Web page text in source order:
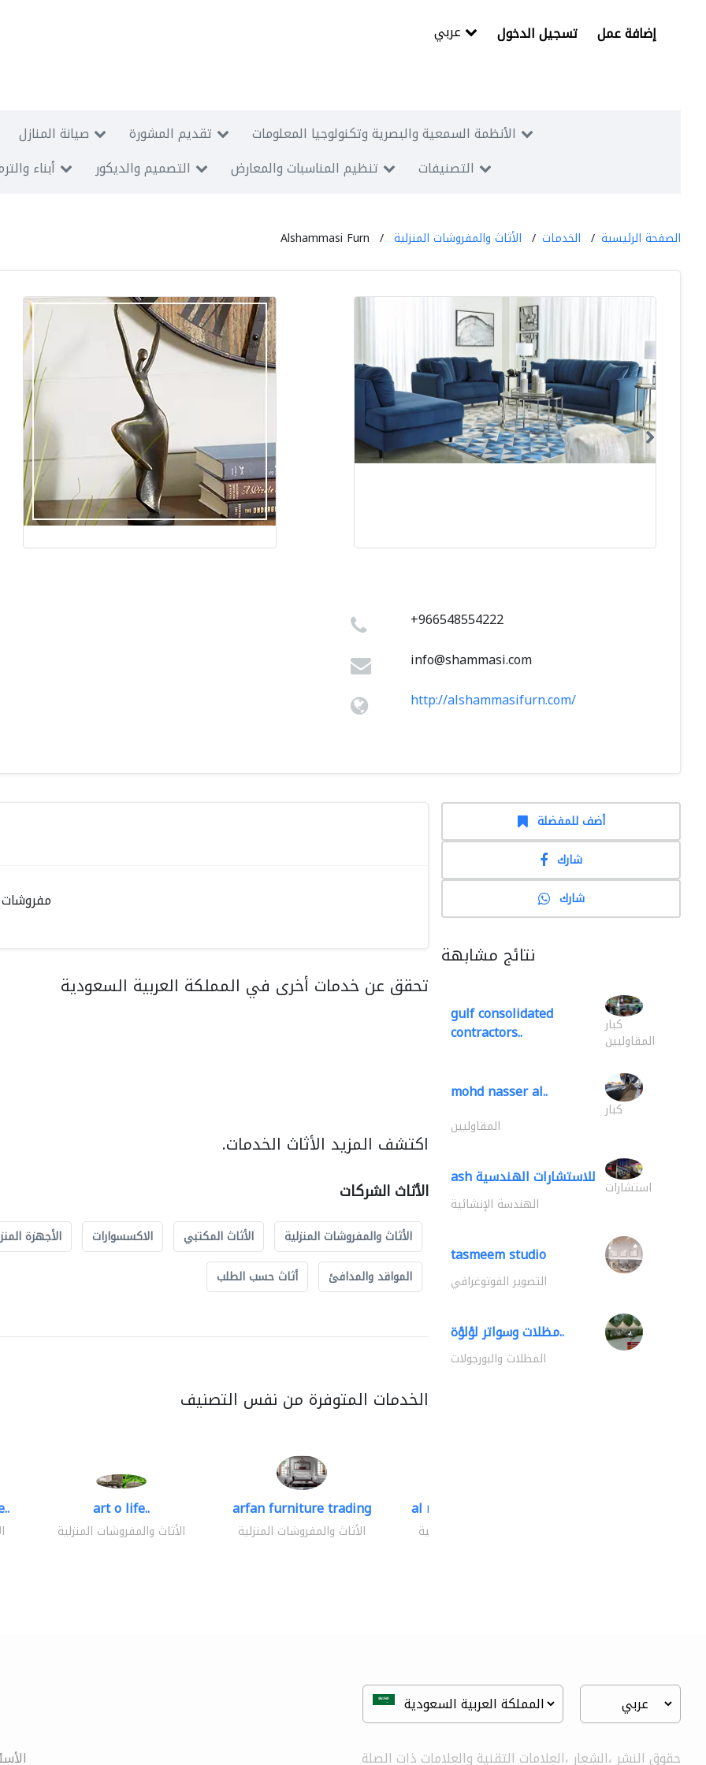
تسجيل الدخول إضافة عمل
صيانة المنازل تقديم المشورة
الأنظمة السمعية والبصرية وتكنولوجيا المعلومات
أبناء التصميم والديكور تنظيم المناسبات والمعارض التصنيفات
الصفحة الرئيسية الخدمات الأثاث والمفروشات المنزلية Alshammasi Furn
+966548554222
info@shammasi.com
http://alshammasifurn.com/
تحقق عن خدمات أخرى في المملكة العربية السعودية
اكتشف المزيد الأثاث الخدمات.
الأثاث الشركات
الأثاث والمفروشات المنزلية الأثاث المكتبي الاكسسوارات الأجهزة
المواقد والمدافئ
أثاث حسب الطلب
الخدمات المتوفرة من نفس التصنيف
art o life..
الأثاث والمفروشات المنزلية
arfan furniture trading
الأثاث والمفروشات المنزلية
al mashrabia furniture..
الأثاث والمفروشات المنزلية
أضف للمفضلة
شارك
شارك
نتائج مشابهة
gulf consolidated
contractors.. كبار
المقاوليين
mohd nasser al..
كبار
المقاوليين
ash للاستشارات الهندسية استشارات
الهندسة الإنشائية
tasmeem studio
التصوير الفوتوغرافي
مظلات وسواتر لؤلؤة..
المظلات والبورجولات
حقوق النشر ،الشعار ،العلامات التقنية والعلامات ذات الصلة